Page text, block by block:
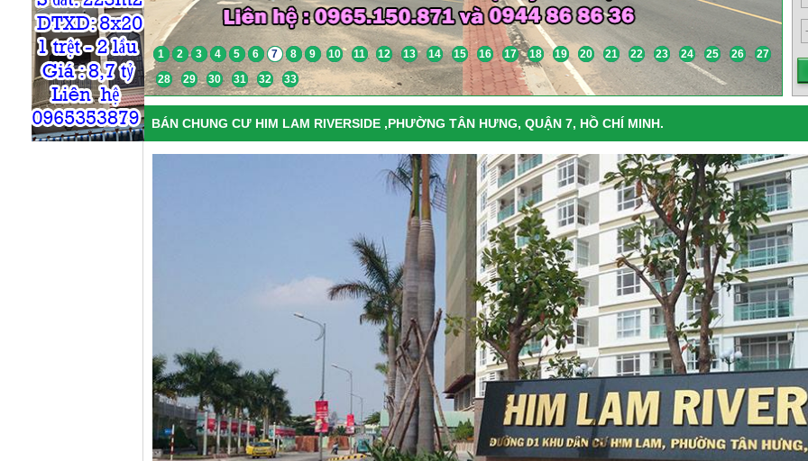
1 2 3 4 5 6 7 8 9 10 11 12 13 14 15 16 17 18 19 20 21 22 23 24 25 26
27
28
29 30 31 32 33
BÁN CHUNG CƯ HIM LAM RIVERSIDE ,PHƯỜNG TÂN HƯNG, QUẬN 7, HỒ CHÍ MINH.